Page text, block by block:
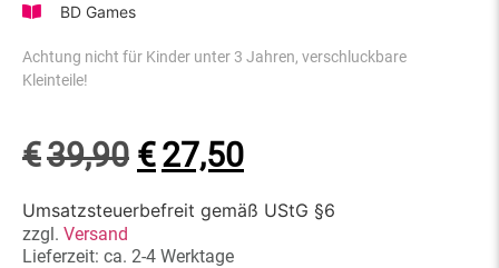
BD Games
Achtung nicht für Kinder unter 3 Jahren, verschluckbare
Kleinteile!
€39,90 €27,50
Umsatzsteuerbefreit gemäß UStG §6
zzgl. Versand
Lieferzeit: ca. 2-4 Werktage